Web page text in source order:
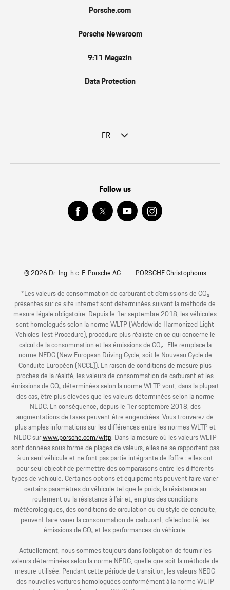
Porsche.com
Porsche Newsroom
9:11 Magazin
Data Protection
FR
Follow us
© 2026 Dr. Ing. h.c. F. Porsche AG. — PORSCHE Christophorus
*Les valeurs de consommation de carburant et d’émissions de CO₂
présentes sur ce site internet sont déterminées suivant la méthode de
mesure légale obligatoire. Depuis le 1er septembre 2018, les véhicules
sont homologués selon la norme WLTP (Worldwide Harmonized Light
Vehicles Test Procedure), procédure plus réaliste en ce qui concerne le
calcul de la consommation et les émissions de CO₂. Elle remplace la
norme NEDC (New European Driving Cycle, soit le Nouveau Cycle de
Conduite Européen (NCCE)). En raison de conditions de mesure plus
proches de la réalité, les valeurs de consommation de carburant et les
émissions de CO₂ déterminées selon la norme WLTP vont, dans la plupart
des cas, être plus élevées que les valeurs déterminées selon la norme
NEDC. En conséquence, depuis le 1er septembre 2018, des
augmentations de taxes peuvent être engendrées. Vous trouverez de
plus amples informations sur les différences entre les normes WLTP et
NEDC surwww.porsche.com/wltp. Dans la mesure où les valeurs WLTP
sont données sous forme de plages de valeurs, elles ne se rapportent pas
à un seul véhicule et ne font pas partie intégrante de l’offre : elles ont
pour seul objectif de permettre des comparaisons entre les différents
types de véhicule. Certaines options et équipements peuvent faire varier
certains paramètres du véhicule tel que le poids, la résistance au
roulement ou la résistance à l’air et, en plus des conditions
météorologiques, des conditions de circulation ou du style de conduite,
peuvent faire varier la consommation de carburant, d’électricité, les
émissions de CO₂ et les performances du véhicule.
Actuellement, nous sommes toujours dans l’obligation de fournir les
valeurs déterminées selon la norme NEDC, quelle que soit la méthode de
mesure utilisée. Pendant cette période de transition, les valeurs NEDC
des nouvelles voitures homologuées conformément à la norme WLTP